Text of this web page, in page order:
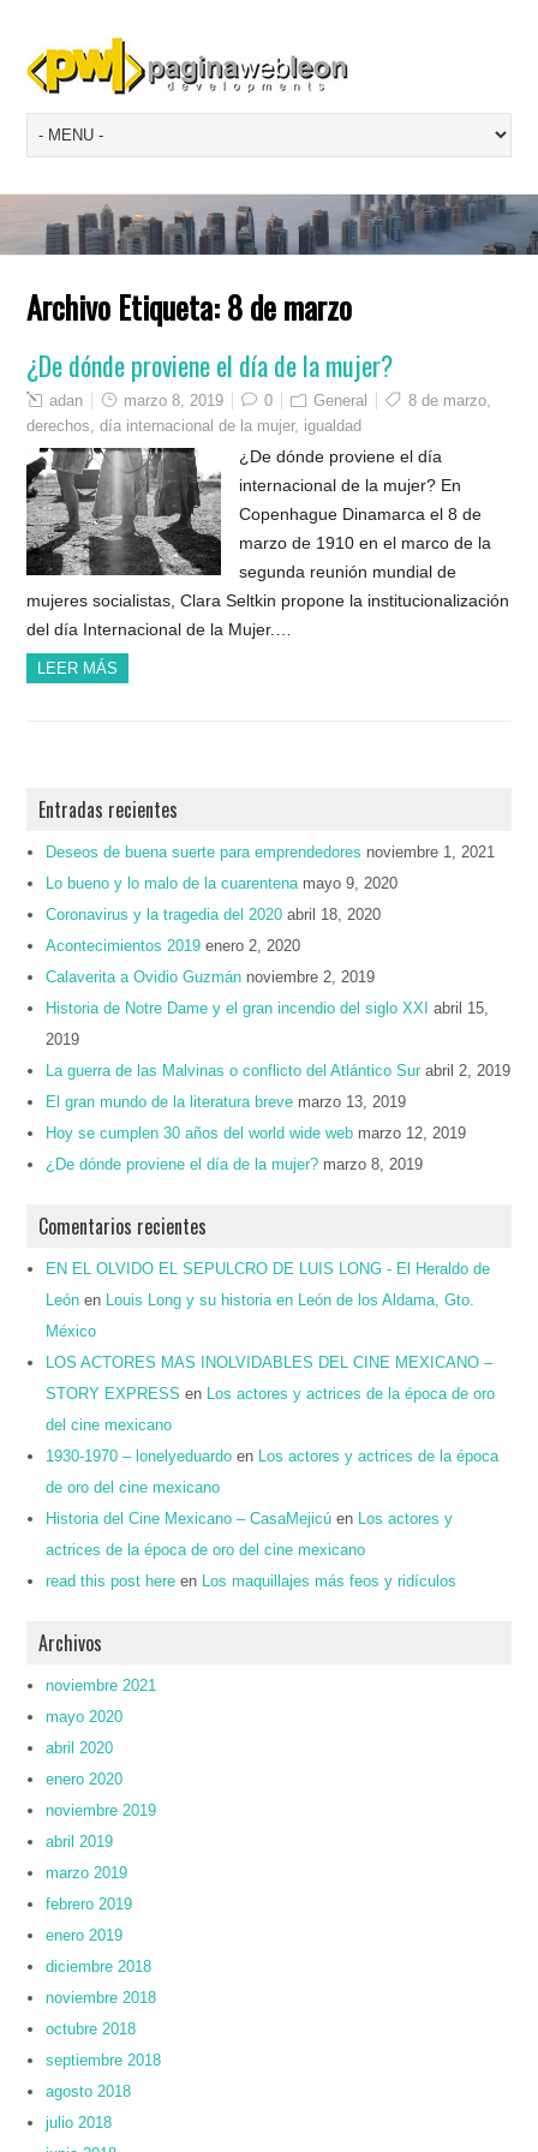
Archivo Etiqueta:8 de marzo
¿De dónde proviene el día de la mujer?
adan marzo 8, 2019 0 General 8 de marzo
derechos ,día internacional de la mujer, igualdad
¿De dónde proviene el día
internacional de la mujer? En
Copenhague Dinamarca el 8 de
marzo de 1910 en el marco de la
segunda reunión mundial de
mujeres socialistas, Clara Seltkin propone la institucionalización
del día Internacional de la Mujer.…
LEER MÁS
Entradas recientes
Deseos de buena suerte para emprendedores noviembre 1, 2021
Lo bueno y lo malo de la cuarentena mayo 9, 2020
Coronavirus y la tragedia del 2020 abril 18, 2020
Acontecimientos 2019 enero 2, 2020
Calaverita a Ovidio Guzmán noviembre 2, 2019
Historia de Notre Dame y el gran incendio del siglo XXI
abril 15,
2019
La guerra de las Malvinas o conflicto del Atlántico Sur abril 2, 2019
El gran mundo de la literatura breve marzo 13, 2019
Hoy se cumplen 30 años del world wide web marzo 12, 2019
¿De dónde proviene el día de la mujer? marzo 8, 2019
Comentarios recientes
EN EL OLVIDO EL SEPULCRO DE LUIS LONG - El Heraldo de
León en
Louis Long y su historia en León de los Aldama, Gto.
México
LOS ACTORES MAS INOLVIDABLES DEL CINE MEXICANO –
STORY EXPRESS en
Los actores y actrices de la época de oro
del cine mexicano
1930-1970 – lonelyeduardo en
Los actores y actrices de la época
de oro del cine mexicano
Historia del Cine Mexicano – CasaMejicú en
Los actores y
actrices de la época de oro del cine mexicano
read this post here en Los maquillajes más feos y ridículos
Archivos
noviembre 2021
mayo 2020
abril 2020
enero 2020
noviembre 2019
abril 2019
marzo 2019
febrero 2019
enero 2019
diciembre 2018
noviembre 2018
octubre 2018
septiembre 2018
agosto 2018
julio 2018